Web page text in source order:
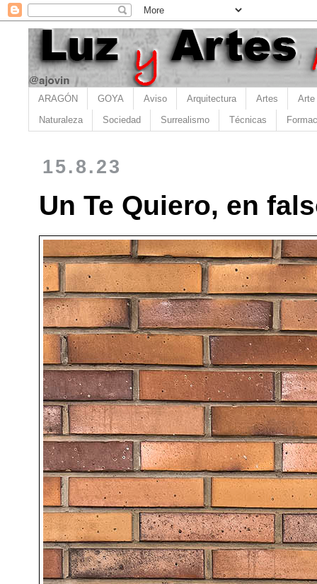
ARAGÓN GOYA Aviso Arquitectura Artes Arte
Naturaleza Sociedad Surrealismo Técnicas
15.8.23
Un Te Quiero, en